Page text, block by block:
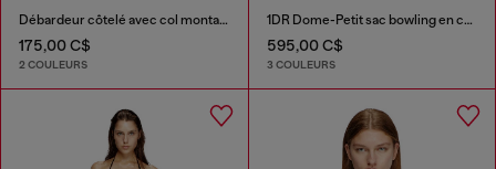
Débardeur côtelé avec col montant
175,00 C$
2 COULEURS
1DR Dome-Petit sac bowling en cuir
595,00 C$
3 COULEURS